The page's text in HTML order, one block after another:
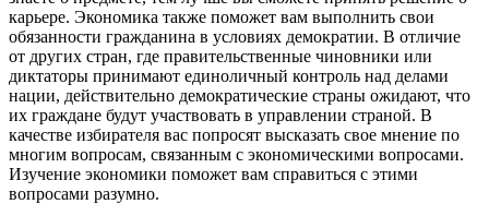
карьере. Экономика также поможет вам выполнить свои
обязанности гражданина в условиях демократии. В отличие
от других стран, где правительственные чиновники или
диктаторы принимают единоличный контроль над делами
нации, действительно демократические страны ожидают, что
их граждане будут участвовать в управлении страной. В
качестве избирателя вас попросят высказать свое мнение по
многим вопросам, связанным с экономическими вопросами.
Изучение экономики поможет вам справиться с этими
вопросами разумно.